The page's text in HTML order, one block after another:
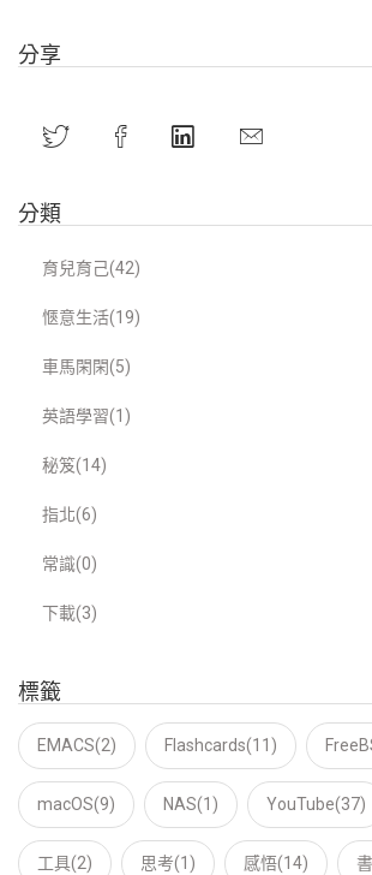
分享
分類
育兒育己(42)
愜意生活(19)
車馬閑閑(5)
英語學習(1)
秘笈(14)
指北(6)
常識(0)
下載(3)
標籤
EMACS(2) Flashcards(11)
macOS(9) NAS(1) YouTube(37)
工具(2) 思考(1) 感悟(14)